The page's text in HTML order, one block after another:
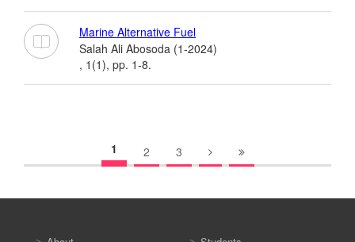
Marine Alternative Fuel
Salah Ali Abosoda (1-2024)
, 1(1), pp. 1-8.
1 2 3